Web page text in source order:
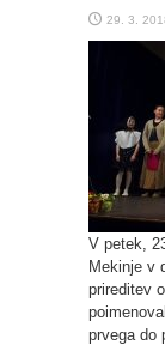
29. 3.
V petek,
Mekinje v
prireditev
prvega do